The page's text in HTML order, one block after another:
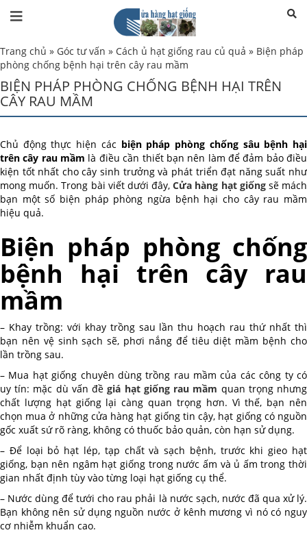
Trang chủ » Góc tư vấn » Cách ủ hạt giống rau củ quả » Biện pháp
phòng chống bệnh hại trên cây rau mầm
BIỆN PHÁP PHÒNG CHỐNG BỆNH HẠI TRÊN
CÂY RAU MẦM
Chủ động thực hiện các biện pháp phòng chống sâu bệnh hại
trên cây rau mầm là điều cần thiết bạn nên làm để đảm bảo điều
kiện tốt nhất cho cây sinh trưởng và phát triển đạt năng suất như
mong muốn. Trong bài viết dưới đây,Cửa hàng hạt giốngsẽ mách
bạn một số biện pháp phòng ngừa bệnh hại cho cây rau mầm
hiệu quả.
Biện pháp phòng chống
bệnh hại trên cây rau
mầm
– Khay trồng: với khay trồng sau lần thu hoạch rau thứ nhất thì
bạn nên vệ sinh sạch sẽ, phơi nắng để tiêu diệt mầm bệnh cho
lần trồng sau.
– Mua hạt giống chuyên dùng trồng rau mầm của các công ty có
uy tín: mặc dù vấn đềgiá hạt giống rau mầm quan trọng nhưng
chất lượng hạt giống lại càng quan trọng hơn. Vì thế, bạn nên
chọn mua ở những cửa hàng hạt giống tin cậy, hạt giống có nguồn
gốc xuất sứ rõ ràng, không có thuốc bảo quản, còn hạn sử dụng.
– Để loại bỏ hạt lép, tạp chất và sạch bệnh, trước khi gieo hạt
giống, bạn nên ngâm hạt giống trong nước ấm và ủ ấm trong thời
gian nhất định tùy vào từng loại hạt giống cụ thể.
– Nước dùng để tưới cho rau phải là nước sạch, nước đã qua xử lý.
Bạn không nên sử dụng nguồn nước ở kênh mương vì nó có nguy
cơ nhiễm khuẩn cao.